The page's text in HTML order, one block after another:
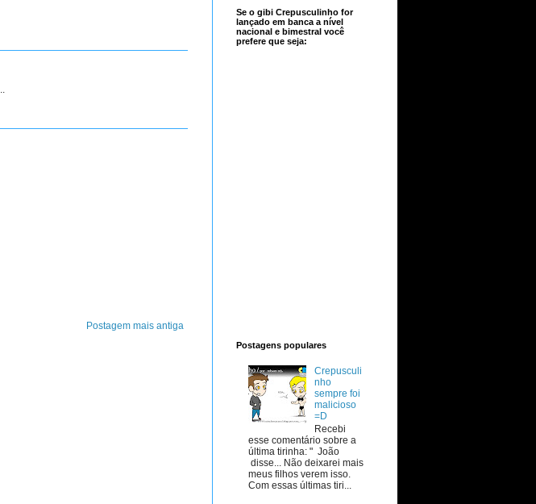
Postagem mais antiga
Se o gibi Crepusculinho for
lançado em banca a nível
nacional e bimestral você
prefere que seja:
Postagens populares
Crepusculi
nho
sempre foi
malicioso
=D
Recebi
esse comentário sobre a
última tirinha: " João
disse... Não deixarei mais
meus filhos verem isso.
Com essas últimas tiri...